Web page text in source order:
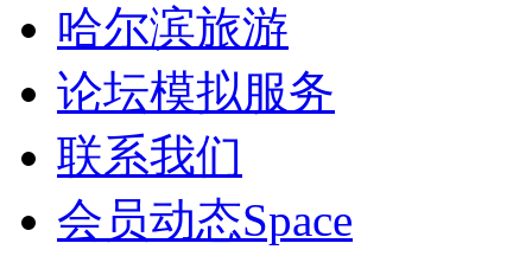
哈尔滨旅游
论坛模拟服务
联系我们
会员动态Space